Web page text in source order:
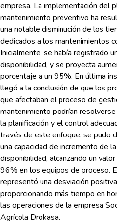
empresa. La implementación del
mantenimiento preventivo ha
una notable disminución de los
dedicados a los mantenimientos
Inicialmente, se había registrado un
disponibilidad, y se proyecta
porcentaje a un 95%. En última
llegó a la conclusión de que los
que afectaban el proceso de
mantenimiento podrían resolverse
la planificación y el control
través de este enfoque, se pudo
una capacidad de incremento de la
disponibilidad, alcanzando un valor
96% en los equipos de proceso.
representó una desviación positiva
proporcionando más tiempo en
las operaciones de la empresa
Agrícola Drokasa.